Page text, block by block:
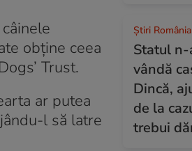
obține ceea
Trust.
ar putea
l să latre
Știri România
Statul
vândă
Dincă,
de la
trebui